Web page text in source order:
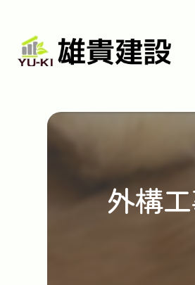
外構